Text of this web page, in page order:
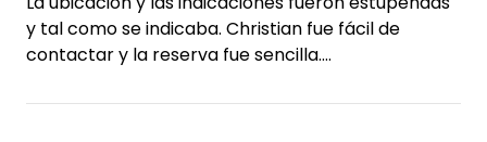
y tal como se indicaba. Christian fue fácil de
contactar y la reserva fue sencilla.
llegar a la ciudad muy rápidamente a pie.